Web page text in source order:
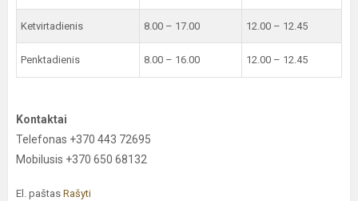
Ketvirtadienis 8.00 – 17.00 12.00 – 12.45
Penktadienis 8.00 – 16.00 12.00 – 12.45
Kontaktai
Telefonas +370 443 72695
Mobilusis +370 650 68132
El. paštas Rašyti